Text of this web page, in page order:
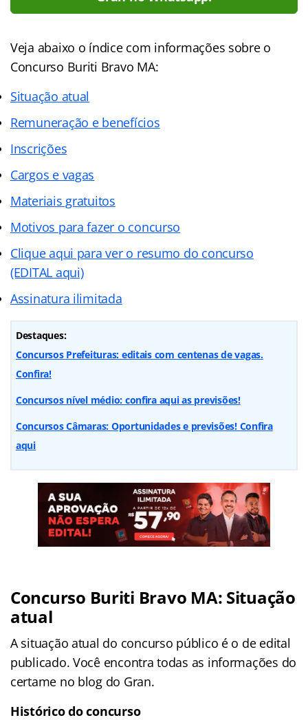
Veja abaixo o índice com informações sobre o
Concurso Buriti Bravo MA:
Situação atual
Remuneração e benefícios
Inscrições
Cargos e vagas
Materiais gratuitos
Motivos para fazer o concurso
Clique aqui para ver o resumo do concurso
(EDITAL aqui)
Assinatura ilimitada
Destaques:
Concursos Prefeituras: editais com centenas de vagas.
Confira!
Concursos nível médio: confira aqui as previsões!
Concursos Câmaras: Oportunidades e previsões! Confira
aqui
Concurso Buriti Bravo MA: Situação
atual
A situação atual do concurso público é o de edital
publicado. Você encontra todas as informações do
certame no blog do Gran.
Histórico do concurso